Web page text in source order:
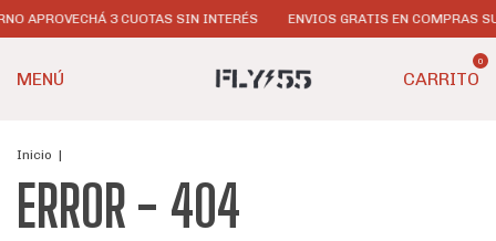
APROVECHÁ 3 CUOTAS SIN INTERÉS ENVIOS GRATIS EN COMPRAS
MENÚ CARRITO
0
Inicio |
ERROR - 404